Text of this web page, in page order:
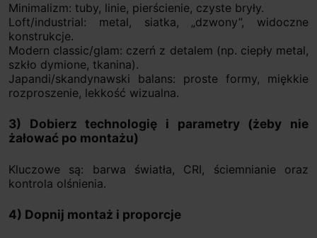
Minimalizm: tuby, linie, pierścienie, czyste bryły.
Loft/industrial: metal, siatka, „dzwony”, widoczne
konstrukcje.
Modern classic/glam: czerń z detalem (np. ciepły metal,
szkło dymione, tkanina).
Japandi/skandynawski balans: proste formy, miękkie
rozproszenie, lekkość wizualna.
3) Dobierz technologię i parametry (żeby nie
żałować po montażu)
Kluczowe są: barwa światła, CRI, ściemnianie oraz
kontrola olśnienia.
4) Dopnij montaż i proporcje